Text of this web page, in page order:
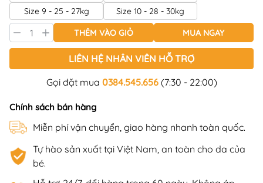
Size 9 - 25 - 27kg
Size 10 - 28 - 30kg
THÊM VÀO GIỎ MUA NGAY
LIÊN HỆ NHÂN VIÊN HỖ TRỢ
Gọi đặt mua 0384.545.656(7:30 - 22:00)
Chính sách bán hàng
Miễn phí vận chuyển, giao hàng nhanh toàn quốc.
Tự hào sản xuất tại Việt Nam, an toàn cho da của
bé.